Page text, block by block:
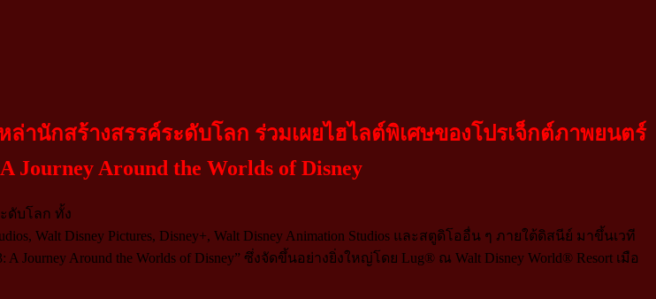
ล่านักสร้างสรรค์ระดับโลก ร่วมเผยไฮไลต์พิเศษของโปรเจ็กต์ภาพยนตร์
Journey Around the Worlds of Disney
ดับโลก ทั้ง
Walt Disney Pictures, Disney+, Walt Disney Animation Studios และสตูดิโออื่น ๆ ภายใต้ดิสนีย์ มาขึ้นเวที
Around the Worlds of Disney” ซึ่งจัดขึ้นอย่างยิ่งใหญ่โดย Lug® ณ Walt Disney World® Resort เมือ